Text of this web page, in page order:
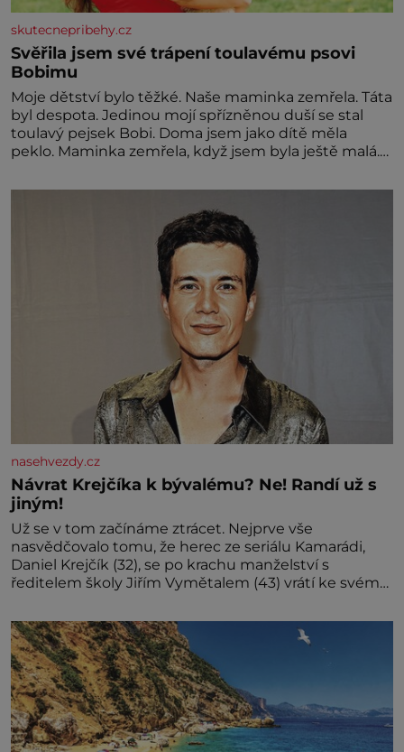
skutecnepribehy.cz
Svěřila jsem své trápení toulavému psovi
Bobimu
Moje dětství bylo těžké. Naše maminka zemřela. Táta
byl despota. Jedinou mojí spřízněnou duší se stal
toulavý pejsek Bobi. Doma jsem jako dítě měla
peklo. Maminka zemřela, když jsem byla ještě malá.
výplatu. Čtyři roky jsem chodila do školy u nás na
nasehvezdy.cz
Návrat Krejčíka k bývalému? Ne! Randí už s
jiným!
Už se v tom začínáme ztrácet. Nejprve vše
nasvědčovalo tomu, že herec ze seriálu Kamarádi,
Daniel Krejčík (32), se po krachu manželství s
ředitelem školy Jiřím Vymětalem (43) vrátí ke svému